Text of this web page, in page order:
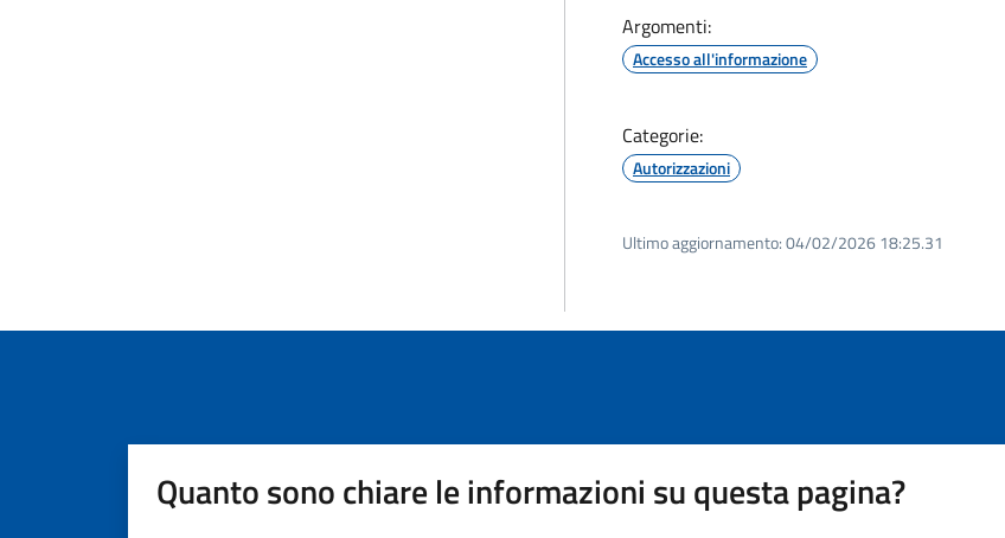
Argomenti:
Accesso all'informazione
Categorie:
Autorizzazioni
Ultimo aggiornamento:04/02/2026 18:25.31
Quanto sono chiare le informazioni su questa pagina?